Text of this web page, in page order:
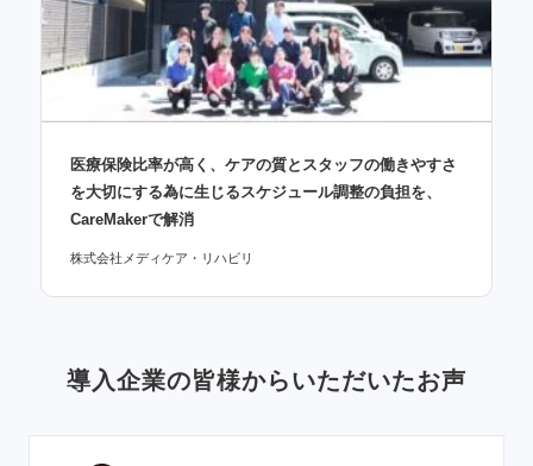
医療保険比率が高く、ケアの質とスタッフの働きやすさ
を大切にする為に生じるスケジュール調整の負担を、
CareMakerで解消
株式会社メディケア・リハビリ
導入企業の皆様からいただいたお声